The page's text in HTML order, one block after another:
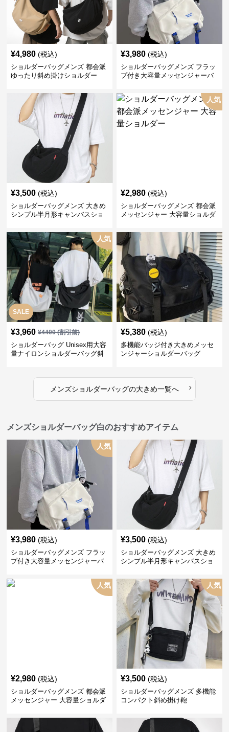
¥4,980 (税込)
ショルダーバッグメンズ 都会派
ゆったり斜め掛けショルダー
¥3,980 (税込)
ショルダーバッグメンズ フラッ
プ付き大容量メッセンジャーバ
¥3,500 (税込)
ショルダーバッグメンズ 大きめ
シンプル半月形キャンバスショ
人気
¥2,980 (税込)
ショルダーバッグメンズ 都会派
メッセンジャー 大容量ショルダ
SALE
人気
¥3,960 ¥4400(割引前)
ショルダーバッグ Unisex用大容
量ナイロンショルダーバッグ斜
¥5,380 (税込)
多機能バッジ付き大きめメッセ
ンジャーショルダーバッグ
メンズショルダーバッグの大きめ一覧へ ›
メンズショルダーバッグ白のおすすめアイテム
人気
¥3,980 (税込)
ショルダーバッグメンズ フラッ
プ付き大容量メッセンジャーバ
¥3,500 (税込)
ショルダーバッグメンズ 大きめ
シンプル半月形キャンバスショ
人気
¥2,980 (税込)
ショルダーバッグメンズ 都会派
メッセンジャー 大容量ショルダ
人気
¥3,500 (税込)
ショルダーバッグメンズ 多機能
コンパクト斜め掛け鞄